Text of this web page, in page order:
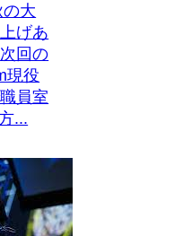
大
げあ
回の
現役
員室
...